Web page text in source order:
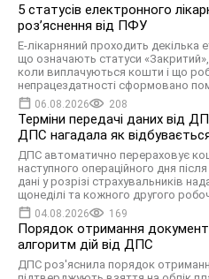
5 статусів електронного
роз’яснення від ПФУ
Е-лікарняний проходить декілька
що означають статуси
коли виплачуються кошти і що
непрацездатності сформовано
06.08.2026 208
Терміни передачі даних від
ДПС нагадала як
ДПС автоматично перераховує
наступного операційного дня
дані у розрізі страхувальників
щонеділі та кожного другого
04.08.2026 169
Порядок отримання
алгоритм дій від ДПС
ДПС роз'яснила порядок